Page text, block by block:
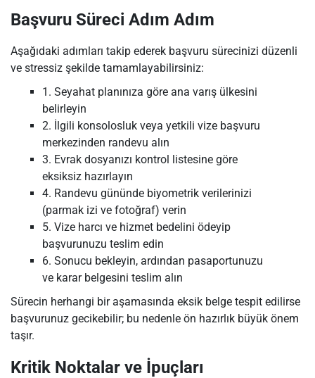
Başvuru Süreci Adım Adım
Aşağıdaki adımları takip ederek başvuru sürecinizi düzenli
ve stressiz şekilde tamamlayabilirsiniz:
1. Seyahat planınıza göre ana varış ülkesini
belirleyin
2. İlgili konsolosluk veya yetkili vize başvuru
merkezinden randevu alın
3. Evrak dosyanızı kontrol listesine göre
eksiksiz hazırlayın
4. Randevu gününde biyometrik verilerinizi
(parmak izi ve fotoğraf) verin
5. Vize harcı ve hizmet bedelini ödeyip
başvurunuzu teslim edin
6. Sonucu bekleyin, ardından pasaportunuzu
ve karar belgesini teslim alın
Sürecin herhangi bir aşamasında eksik belge tespit edilirse
başvurunuz gecikebilir; bu nedenle ön hazırlık büyük önem
taşır.
Kritik Noktalar ve İpuçları